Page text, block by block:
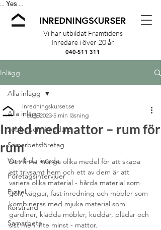
Yes
Vi har utbildat Framtidens
Inredare i över 20 år
040-511 311
Inlägg
Alla inlägg
Jobba som inredare
Samarbetsföretag
Var vill du inreda
Företagsintervjuer
Pyssel
Rörstrand
Samarbete
Alla inlägg
Inred med mattor – rum för
rum
Inredningskurser.se
1 aug. 2023 5 min läsning
Det finns många olika medel för att skapa
ett trivsamt hem och ett av dem är att
variera olika material - hårda material som
golv, väggar, fast inredning och möbler som
kombineras med mjuka material som
gardiner, klädda möbler, kuddar, plädar och
sist men inte minst - mattor.